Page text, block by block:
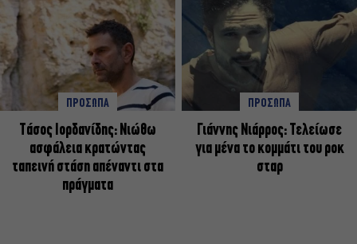
ΠΡΟΣΩΠΑ
Tάσος Ιορδανίδης: Νιώθω
ασφάλεια κρατώντας
ταπεινή στάση απέναντι στα
πράγματα
ΠΡΟΣΩΠΑ
Γιάννης Νιάρρος: Τελείωσε
για μένα το κομμάτι του ροκ
σταρ